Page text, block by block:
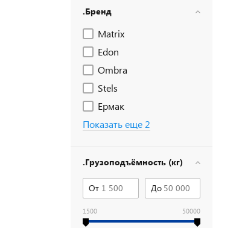
.Бренд
Matrix
Edon
Ombra
Stels
Ермак
Показать еще 2
.Грузоподъёмность (кг)
От До
1500 50000